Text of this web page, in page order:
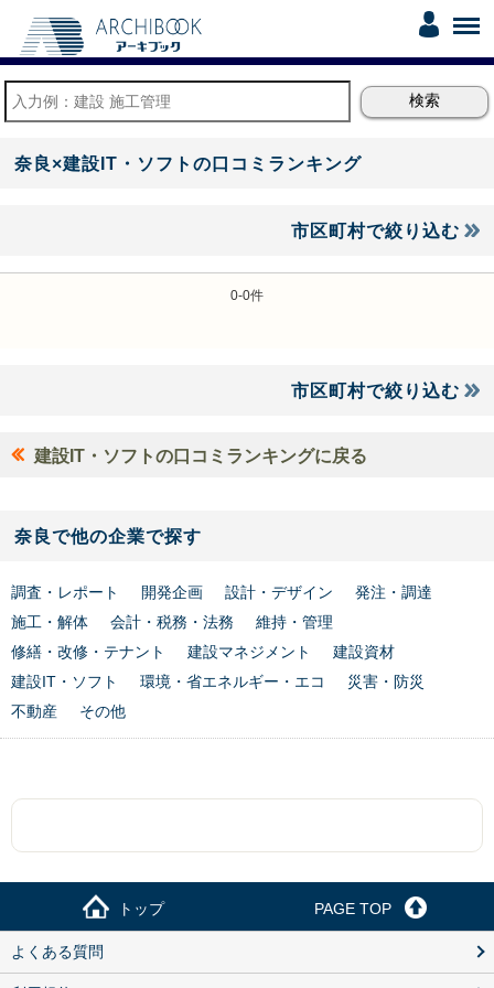
奈良×建設IT・ソフトの口コミランキング
市区町村で絞り込む
0-0件
市区町村で絞り込む
建設IT・ソフトの口コミランキングに戻る
奈良で他の企業で探す
調査・レポート 開発企画 設計・デザイン
発注・調達
施工・解体
会計・税務・法務
維持・管理
修繕・改修・テナント
建設マネジメント
建設資材
建設IT・ソフト
環境・省エネルギー・エコ
災害・防災
不動産
その他
トップ PAGE TOP
よくある質問